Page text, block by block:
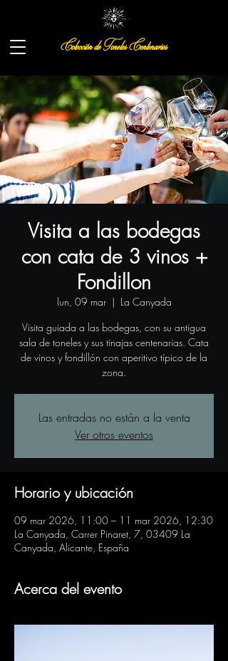
Colección de Toneles Centenarios
Visita a las bodegas
con cata de 3 vinos +
Fondillon
lun, 09 mar
  |
La Canyada
Visita guiada a las bodegas, con su antigua
sala de toneles y sus tinajas centenarias. Cata
de vinos y fondillón con aperitivo típico de la
zona.
Las entradas no están a la venta
Ver otros eventos
Horario y ubicación
09 mar 2026, 11:00 – 11 mar 2026, 12:30
La Canyada, Carrer Pinaret, 7, 03409 La
Canyada, Alicante, España
Acerca del evento